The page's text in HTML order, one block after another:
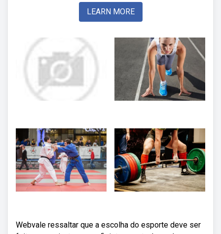
LEARN MORE
Webvale ressaltar que a escolha do esporte deve ser